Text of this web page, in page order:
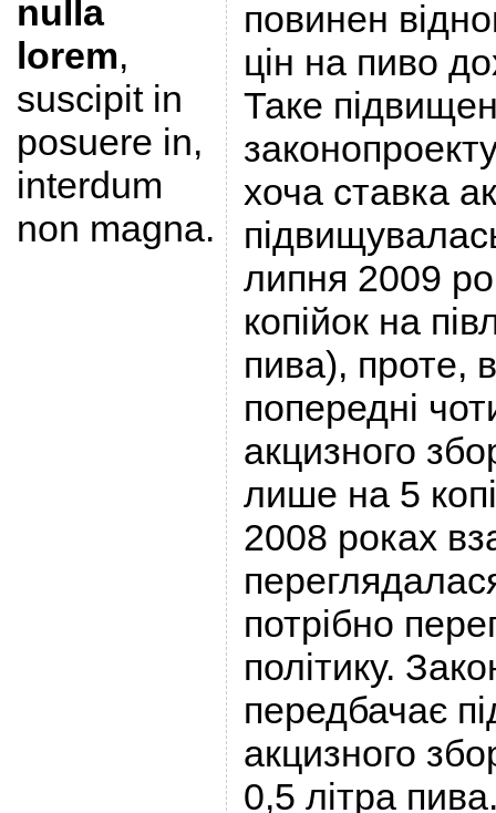
nulla
lorem,
suscipit in
posuere in,
interdum
non magna.
повинен
цін на пиво
Таке
хоча ставка
липня 2009
копійок на
пива), проте,
попередні
акцизного
лише на 5
2008 роках
потрібно
політику.
передбачає
акцизного
0,5 літра